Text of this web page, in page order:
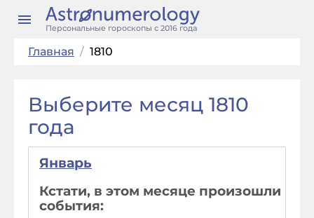
Персональные гороскопы с 2016 года
Главная / 1810
Выберите месяц 1810
года
Январь
Кстати, в этом месяце произошли
события: